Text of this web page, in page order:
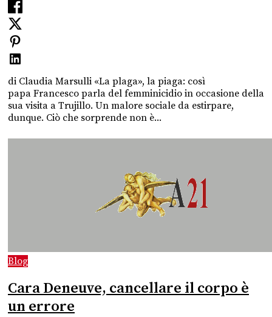
di Claudia Marsulli «La plaga», la piaga: così
papa Francesco parla del femminicidio in occasione della
sua visita a Trujillo. Un malore sociale da estirpare,
dunque. Ciò che sorprende non è...
Blog
Cara Deneuve, cancellare il corpo è
un errore